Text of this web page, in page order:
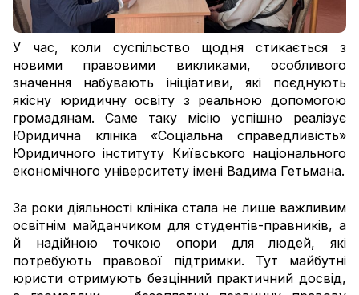
У час, коли суспільство щодня стикається з
новими правовими викликами, особливого
значення набувають ініціативи, які поєднують
якісну юридичну освіту з реальною допомогою
громадянам. Саме таку місію успішно реалізує
Юридична клініка «Соціальна справедливість»
Юридичного інституту Київського національного
економічного університету імені Вадима Гетьмана.
За роки діяльності клініка стала не лише важливим
освітнім майданчиком для студентів-правників, а
й надійною точкою опори для людей, які
потребують правової підтримки. Тут майбутні
юристи отримують безцінний практичний досвід,